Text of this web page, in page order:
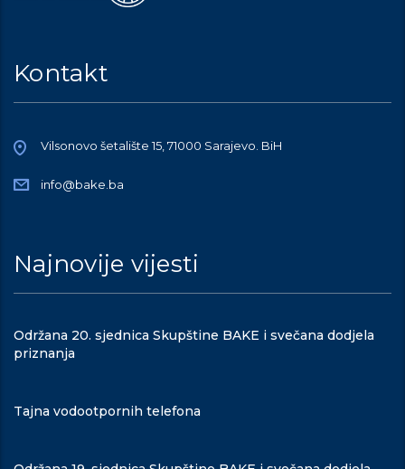
Kontakt
Vilsonovo šetalište 15, 71000 Sarajevo. BiH
info@bake.ba
Najnovije vijesti
Održana 20. sjednica Skupštine BAKE i svečana dodjela
priznanja
Tajna vodootpornih telefona